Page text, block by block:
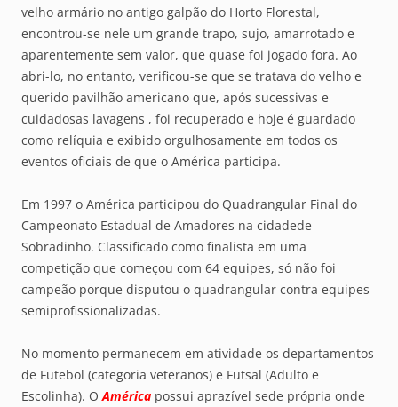
velho armário no antigo galpão do Horto Florestal,
encontrou-se nele um grande trapo, sujo, amarrotado e
aparentemente sem valor, que quase foi jogado fora. Ao
abri-lo, no entanto, verificou-se que se tratava do velho e
querido pavilhão americano que, após sucessivas e
cuidadosas lavagens , foi recuperado e hoje é guardado
como relíquia e exibido orgulhosamente em todos os
eventos oficiais de que o América participa.
Em 1997 o América participou do Quadrangular Final do
Campeonato Estadual de Amadores na cidadede
Sobradinho. Classificado como finalista em uma
competição que começou com 64 equipes, só não foi
campeão porque disputou o quadrangular contra equipes
semiprofissionalizadas.
No momento permanecem em atividade os departamentos
de Futebol (categoria veteranos) e Futsal (Adulto e
Escolinha). OAmérica possui aprazível sede própria onde